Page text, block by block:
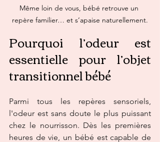
Même loin de vous, bébé retrouve un
repère familier… et s’apaise naturellement.
Pourquoi l’odeur est
essentielle pour l’objet
transitionnel bébé
Parmi tous les repères sensoriels,
l'odeur est sans doute le plus puissant
chez le nourrisson. Dès les premières
heures de vie, un bébé est capable de